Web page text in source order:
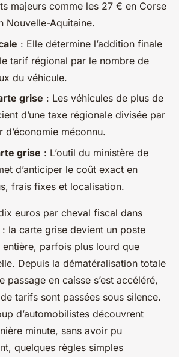
majeurs comme les 27 € en Corse
Nouvelle-Aquitaine.
: Elle détermine l’addition finale
tarif régional par le nombre de
du véhicule.
grise : Les véhicules de plus de
d’une taxe régionale divisée par
d’économie méconnu.
grise : L’outil du ministère de
d’anticiper le coût exact en
frais fixes et localisation.
euros par cheval fiscal dans
la carte grise devient un poste
parfois plus lourd que
Depuis la dématéralisation totale
passage en caisse s’est accéléré,
tarifs sont passées sous silence.
d’automobilistes découvrent
minute, sans avoir pu
quelques règles simples